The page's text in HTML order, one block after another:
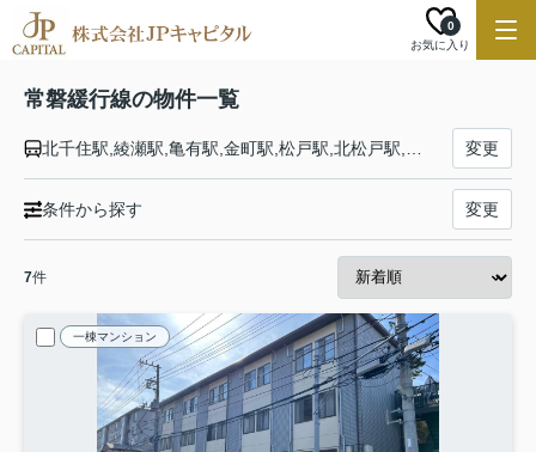
お気に入り
0
常磐緩行線の物件一覧
変更
条件から探す 変更
7件
一棟マンション